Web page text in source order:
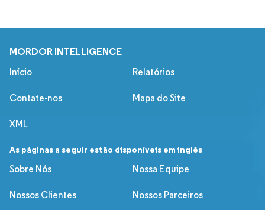
MORDOR INTELLIGENCE
Início Relatórios
Contate-nos Mapa do Site
XML
As páginas a seguir estão disponíveis em inglês
Sobre Nós
Nossa Equipe
Nossos Clientes Nossos Parceiros